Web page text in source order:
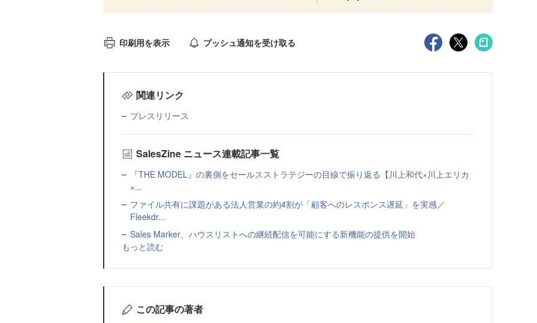
印刷用を表示 プッシュ通知を受け取る
関連リンク
プレスリリース
SalesZine ニュース連載記事一覧
『THE MODEL』の裏側をセールスストラテジーの目線で振り返る【川上和代×川上エリカ
×...
ファイル共有に課題がある法人営業の約4割が「顧客へのレスポンス遅延」を実感／
Fleekdr...
Sales Marker、ハウスリストへの継続配信を可能にする新機能の提供を開始
もっと読む
この記事の著者